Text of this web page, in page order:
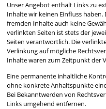
Unser Angebot enthält Links zu
Inhalte wir keinen Einfluss
fremden Inhalte auch keine
verlinkten Seiten ist stets der
Seiten verantwortlich. Die
Verlinkung auf mögliche
Inhalte waren zum Zeitpunkt der
Eine permanente inhaltliche
ohne konkrete Anhaltspunkte
Bei Bekanntwerden von
Links umgehend entfernen.